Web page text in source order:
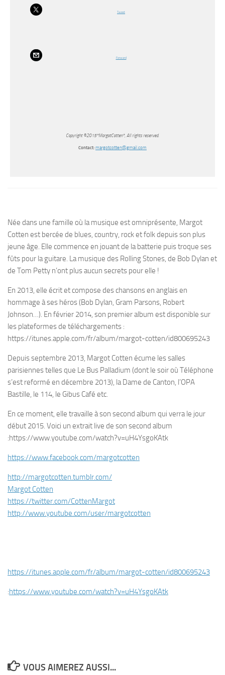
Tweet
Forward
Copyright ©2015*MargotCotten*, All rights reserved.
Contact: margotcotten@gmail.com
Née dans une famille où la musique est omniprésente, Margot
Cotten est bercée de blues, country, rock et folk depuis son plus
jeune âge. Elle commence en jouant de la batterie puis troque ses
fûts pour la guitare. La musique des Rolling Stones, de Bob Dylan et
de Tom Petty n’ont plus aucun secrets pour elle !
En 2013, elle écrit et compose des chansons en anglais en
hommage à ses héros (Bob Dylan, Gram Parsons, Robert
Johnson…). En février 2014, son premier album est disponible sur
les plateformes de téléchargements :
https://itunes.apple.com/fr/album/margot-cotten/id800695243
Depuis septembre 2013, Margot Cotten écume les salles
parisiennes telles que Le Bus Palladium (dont le soir où Téléphone
s’est reformé en décembre 2013), la Dame de Canton, l’OPA
Bastille, le 114, le Gibus Café etc.
En ce moment, elle travaille à son second album qui verra le jour
début 2015. Voici un extrait live de son second album
:https://www.youtube.com/watch?v=uH4YsgoKAtk
https://www.facebook.com/margotcotten
http://margotcotten.tumblr.com/
Margot Cotten
https://twitter.com/CottenMargot
http://www.youtube.com/user/margotcotten
https://itunes.apple.com/fr/album/margot-cotten/id800695243
:https://www.youtube.com/watch?v=uH4YsgoKAtk
VOUS AIMEREZ AUSSI...